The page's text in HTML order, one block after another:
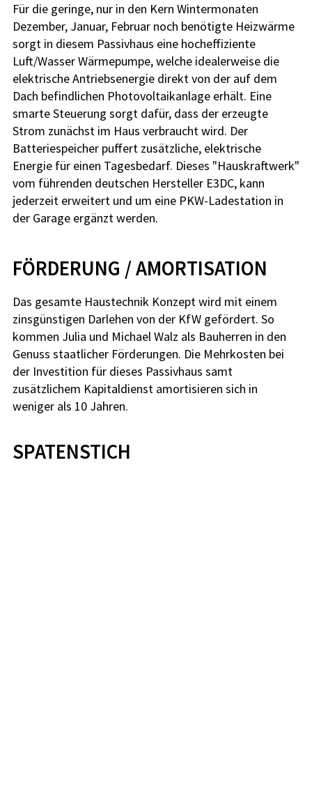
Für die geringe, nur in den Kern Wintermonaten
Dezember, Januar, Februar noch benötigte Heizwärme
sorgt in diesem Passivhaus eine hocheffiziente
Luft/Wasser Wärmepumpe, welche idealerweise die
elektrische Antriebsenergie direkt von der auf dem
Dach befindlichen Photovoltaikanlage erhält. Eine
smarte Steuerung sorgt dafür, dass der erzeugte
Strom zunächst im Haus verbraucht wird. Der
Batteriespeicher puffert zusätzliche, elektrische
Energie für einen Tagesbedarf. Dieses "Hauskraftwerk"
vom führenden deutschen Hersteller E3DC, kann
jederzeit erweitert und um eine PKW-Ladestation in
der Garage ergänzt werden.
FÖRDERUNG / AMORTISATION
Das gesamte Haustechnik Konzept wird mit einem
zinsgünstigen Darlehen von der KfW gefördert. So
kommen Julia und Michael Walz als Bauherren in den
Genuss staatlicher Förderungen. Die Mehrkosten bei
der Investition für dieses Passivhaus samt
zusätzlichem Kapitaldienst amortisieren sich in
weniger als 10 Jahren.
SPATENSTICH